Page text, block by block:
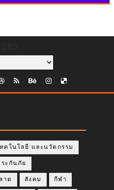
คโนโลยี และนวัตกรรม
ะกันภัย
าด สังคม กีฬา